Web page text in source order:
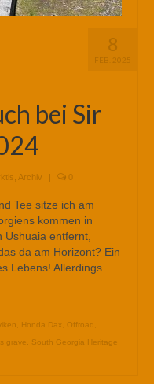
8
FEB. 2025
bei Sir
Archiv | 0
Tee sitze ich am
kommen in
Ushuaia entfernt,
da am Horizont? Ein
Lebens! Allerdings …
Honda Dax Offroad
grave
South Georgia Heritage